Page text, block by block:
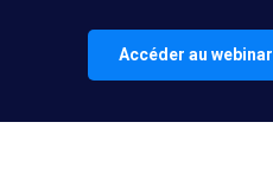
Accéder au webinar